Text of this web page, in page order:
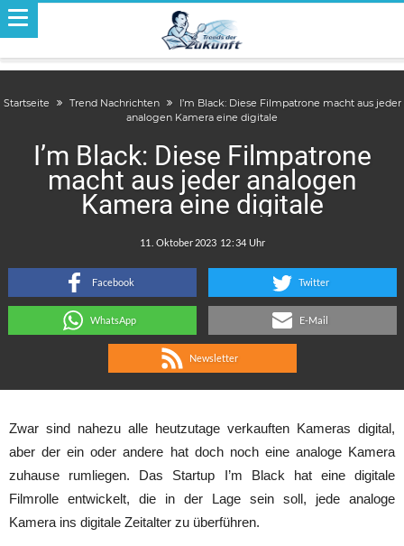
Startseite Trend Nachrichten
I’m Black: Diese Filmpatrone macht aus jeder
analogen Kamera eine digitale
I’m Black: Diese Filmpatrone
macht aus jeder analogen
Kamera eine digitale
:
Facebook Twitter
WhatsApp E-Mail
Newsletter
Zwar sind nahezu alle heutzutage verkauften Kameras digital,
aber der ein oder andere hat doch noch eine analoge Kamera
zuhause rumliegen. Das Startup I’m Black hat eine digitale
Filmrolle entwickelt, die in der Lage sein soll, jede analoge
Kamera ins digitale Zeitalter zu überführen.